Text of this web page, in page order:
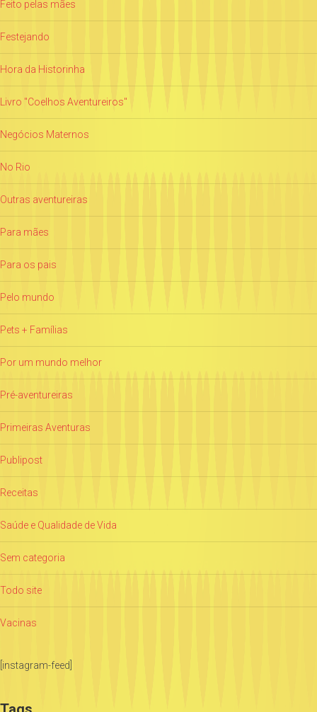
Feito pelas mães
Festejando
Hora da Historinha
Livro "Coelhos Aventureiros"
Negócios Maternos
No Rio
Outras aventureiras
Para mães
Para os pais
Pelo mundo
Pets + Famílias
Por um mundo melhor
Pré-aventureiras
Primeiras Aventuras
Publipost
Receitas
Saúde e Qualidade de Vida
Sem categoria
Todo site
Vacinas
[instagram-feed]